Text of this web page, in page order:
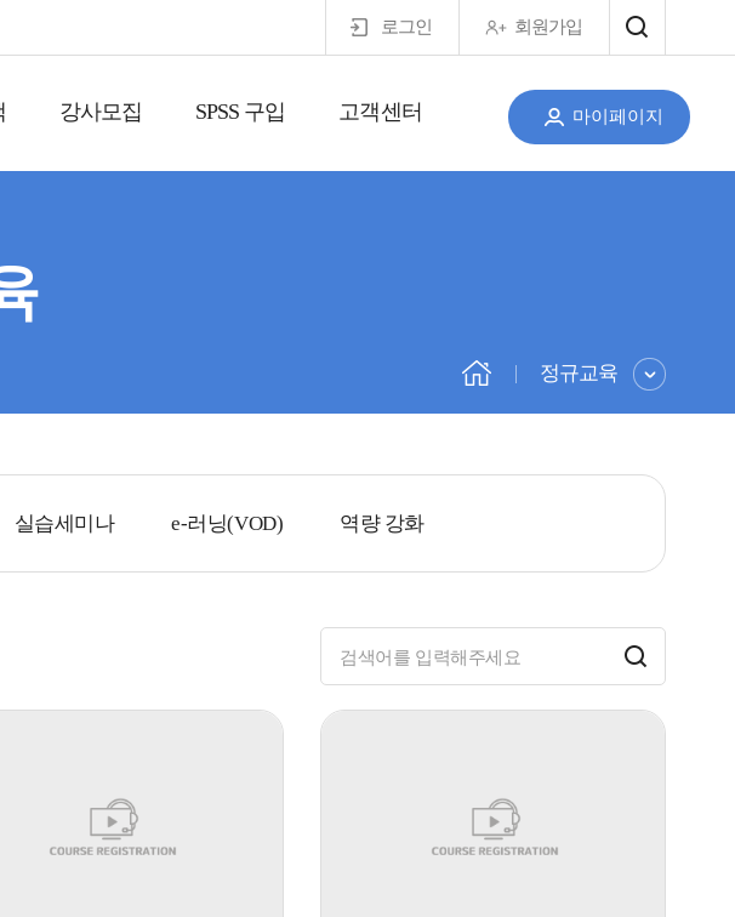
로그인 회원가입
마이페이지
강사모집 SPSS 구입 고객센터
정규교육
실습세미나 e-러닝(VOD) 역량 강화